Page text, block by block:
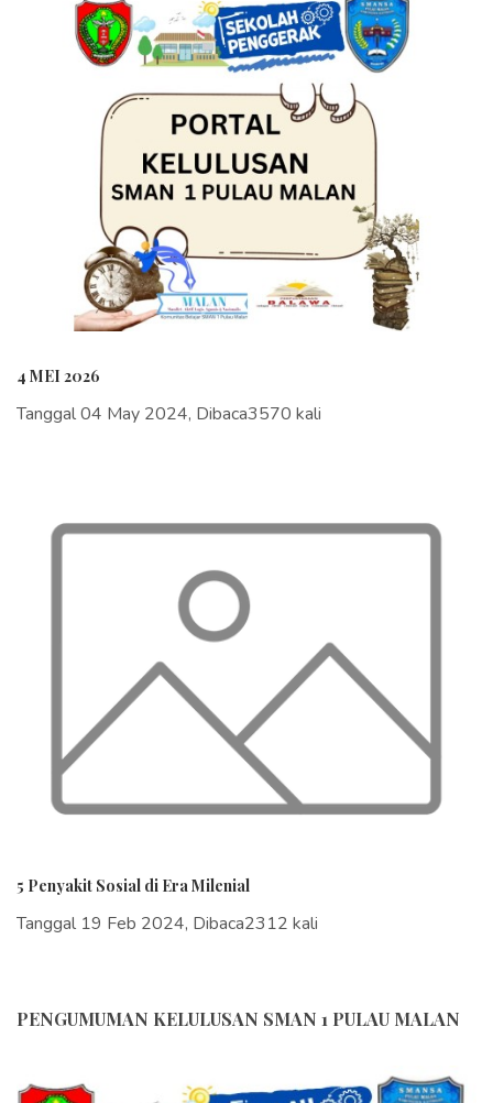
PENGUMUMAN KELULUSAN SMAN 1 PULAU MALAN
4 MEI 2026
Tanggal 04 May 2024, Dibaca3570 kali
5 Penyakit Sosial di Era Milenial
Tanggal 19 Feb 2024, Dibaca2312 kali